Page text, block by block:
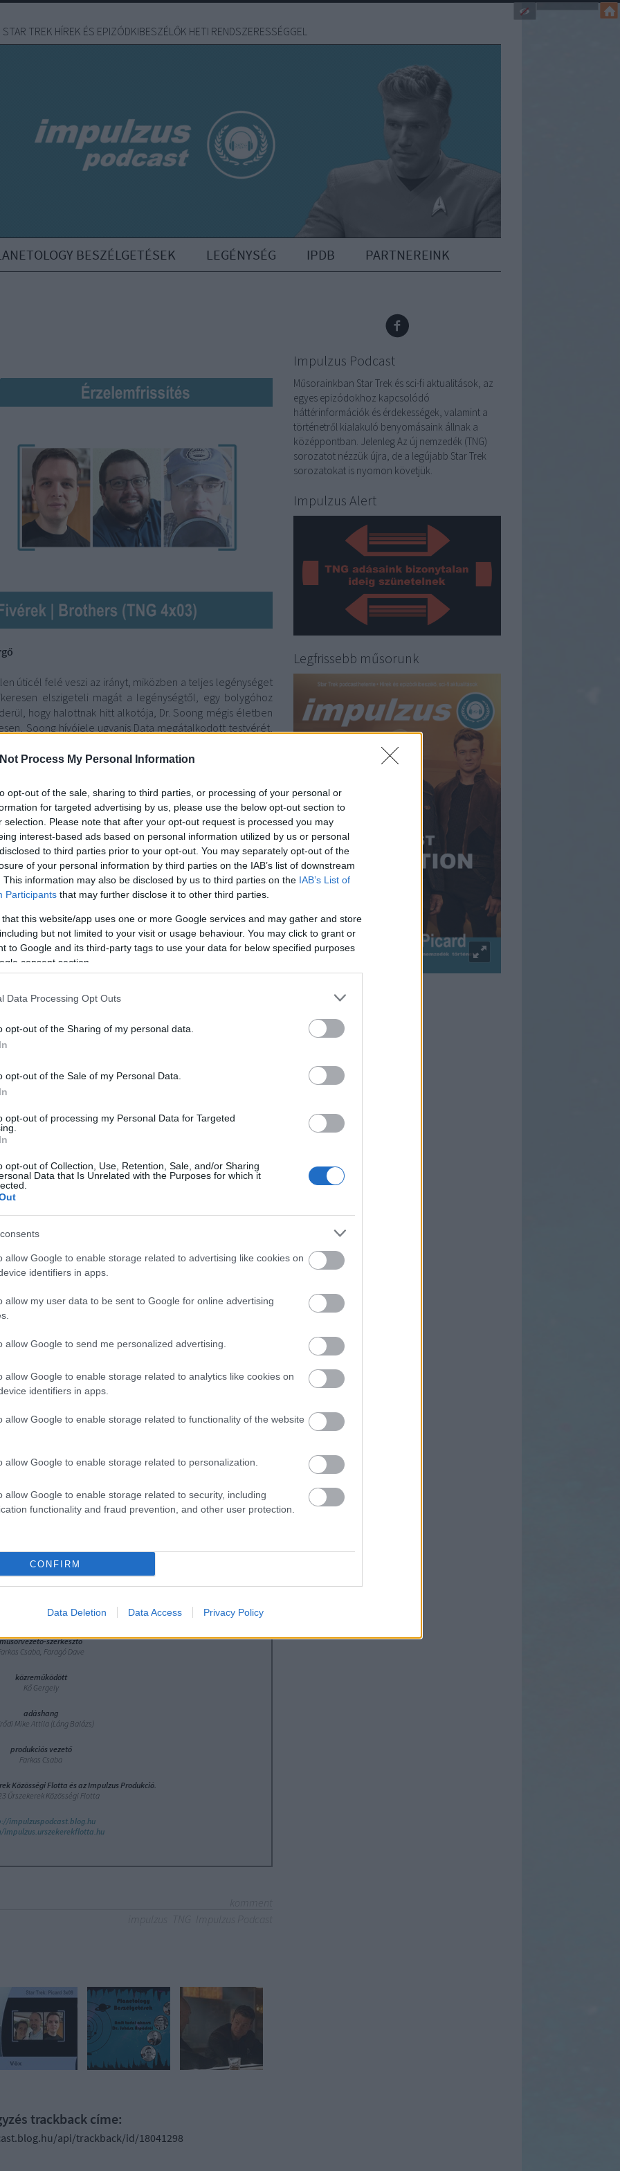
Process My Personal Information
opt-out of the sale, sharing to third parties, or processing of your personal or
for targeted advertising by us, please use the below opt-out section to
selection. Please note that after your opt-out request is processed you may
interest-based ads based on personal information utilized by us or personal
to third parties prior to your opt-out. You may separately opt-out of the
of your personal information by third parties on the IAB’s list of downstream
This information may also be disclosed by us to third parties on the IAB’s List of
Participants that may further disclose it to other third parties.
that this website/app uses one or more Google services and may gather and store
but not limited to your visit or usage behaviour. You may click to grant or
to Google and its third-party tags to use your data for below specified purposes
consent section.
Data Processing Opt Outs
opt-out of the Sharing of my personal data.
opt-out of the Sale of my Personal Data.
opt-out of processing my Personal Data for Targeted
opt-out of Collection, Use, Retention, Sale, and/or Sharing
Data that Is Unrelated with the Purposes for which it
allow Google to enable storage related to advertising like cookies on
identifiers in apps.
allow my user data to be sent to Google for online advertising
allow Google to send me personalized advertising.
allow Google to enable storage related to analytics like cookies on
identifiers in apps.
allow Google to enable storage related to functionality of the website
allow Google to enable storage related to personalization.
allow Google to enable storage related to security, including
functionality and fraud prevention, and other user protection.
CONFIRM
Data Deletion Data Access Privacy Policy
STAR TREK HÍREK ÉS EPIZÓDKIBESZÉLŐK HETI RENDSZERESSÉGGEL
BESZÉLGETÉSEK LEGÉNYSÉG IPDB PARTNEREINK
úticél felé veszi az irányt, miközben a teljes legénységet
elszigeteli magát a legénységtől, egy bolygóhoz
hogy halottnak hitt alkotója, Dr. Soong mégis életben
Soong hívójele ugyanis Data megátalkodott testvérét,
mozgásképtelenné vált Enterprise egy egészségügyi
Aktuális adásunk témája a ‘Fivérek’ című epizód, melyről
fültanújává válik” számos beszélgetésnek, majd rámutat a logika
mennyire legyenek “élethűek”? Miért alkot az ember emberszerű gépeket?
a különböző Star Trek sorozatokban.
epizódokban és mozifilmekben.
műsorvezető-szerkesztő
Csaba, Faragó Dave
közreműködött
Kő Gergely
adáshang
Mike Attila (Láng Balázs)
produkciós vezető
Farkas Csaba
Közösségi Flotta és az Impulzus Produkció.
Űrszekerek Közösségi Flotta
impulzuspodcast.blog.hu
impulzus.urszekerekflotta.hu
trackback címe:
api/trackback/id/18041298
Impulzus Podcast
Műsorainkban Star Trek és sci-fi aktualitások, az
egyes epizódokhoz kapcsolódó
háttérinformációk és érdekességek, valamint a
történetről kialakuló benyomásaink állnak a
középpontban. Jelenleg Az új nemzedék (TNG)
sorozatot nézzük újra, de a legújabb Star Trek
sorozatokat is nyomon követjük.
Impulzus Alert
Legfrissebb műsorunk
Impulzus Facebook
RSS 2.0